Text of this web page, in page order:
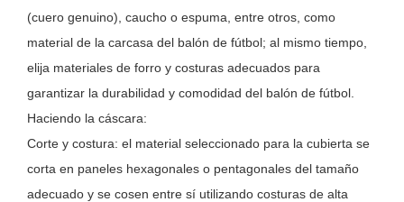
(cuero genuino), caucho o espuma, entre otros, como
material de la carcasa del balón de fútbol; al mismo tiempo,
elija materiales de forro y costuras adecuados para
garantizar la durabilidad y comodidad del balón de fútbol.
Haciendo la cáscara:
Corte y costura: el material seleccionado para la cubierta se
corta en paneles hexagonales o pentagonales del tamaño
adecuado y se cosen entre sí utilizando costuras de alta